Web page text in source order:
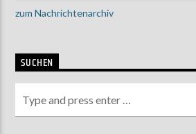
zum Nachrichtenarchiv
SUCHEN